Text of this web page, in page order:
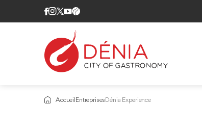
Accueil Entreprises Dénia Experience